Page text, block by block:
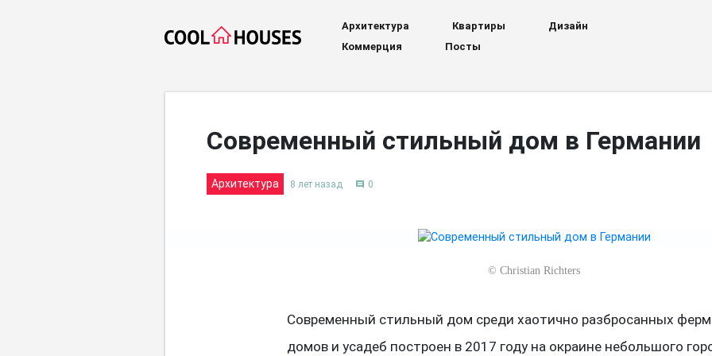
Архитектура Квартиры
Дизайн
Коммерция
Посты
Современный стильный дом в Германии
Архитектура 8 лет назад comment 0
© Christian Richters
Современный стильный дом среди хаотично разбросанных
домов и усадеб построен в 2017 году на окраине небольшого